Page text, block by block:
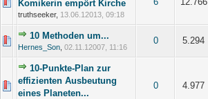
Komikerin empört Kirche
truthseeker, 13.06.12013, 09:18
10 Methoden um...
Hernes_Son 02.11.12007, 11:16
0 5.294
10-Punkte-Plan zur
effizienten Ausbeutung
eines Planeten...
0 4.977